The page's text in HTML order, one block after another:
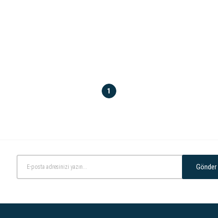
1
Gönder